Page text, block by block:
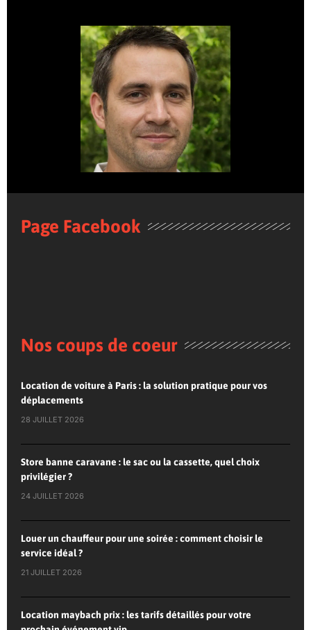
Page Facebook
Nos coups de coeur
Location de voiture à Paris : la solution pratique pour vos
déplacements
28 JUILLET 2026
Store banne caravane : le sac ou la cassette, quel choix
privilégier ?
24 JUILLET 2026
Louer un chauffeur pour une soirée : comment choisir le
service idéal ?
21 JUILLET 2026
Location maybach prix : les tarifs détaillés pour votre